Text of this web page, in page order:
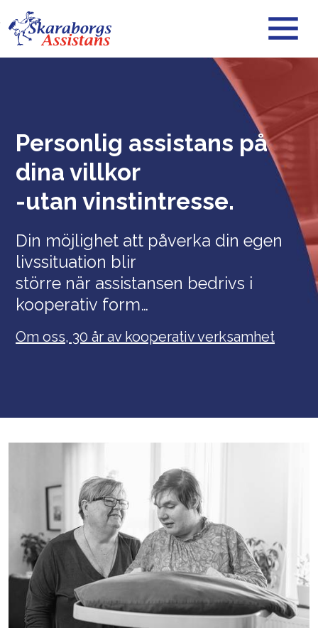
Skip to main content
Personlig assistans på
dina villkor
-utan vinstintresse.
Din möjlighet att påverka din egen
livssituation blir
större när assistansen bedrivs i
kooperativ form
Om oss, 30 år av kooperativ verksamhet